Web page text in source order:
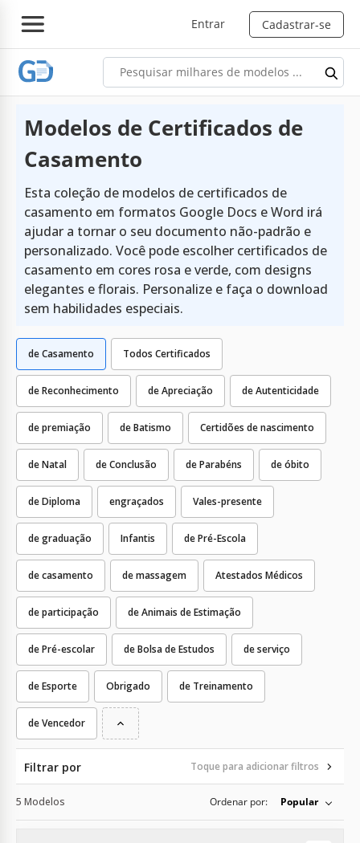
Entrar Cadastrar-se
Modelos de Certificados de
Casamento
Esta coleção de modelos de certificados de
casamento em formatos Google Docs e Word irá
ajudar a tornar o seu documento não-padrão e
personalizado. Você pode escolher certificados de
casamento em cores rosa e verde, com designs
elegantes e florais. Personalize e faça o download
sem habilidades especiais.
Todos Certificados
de Reconhecimento de Apreciação de Autenticidade
de premiação de Batismo Certidões de nascimento
de Natal de Conclusão de Parabéns de óbito
de Diploma engraçados Vales-presente
de graduação Infantis de Pré-Escola
de casamento de massagem Atestados Médicos
de participação de Animais de Estimação
de Pré-escolar de Bolsa de Estudos de serviço
de Esporte Obrigado de Treinamento
de Casamento
de Vencedor
Filtrar por Toque para adicionar filtros
5 Modelos Ordenar por: Popular